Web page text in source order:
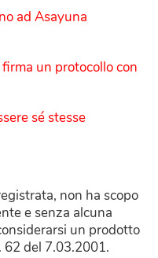
ad Asayuna
un protocollo con
sé stesse
non ha scopo
e senza alcuna
un prodotto
62 del 7.03.2001.